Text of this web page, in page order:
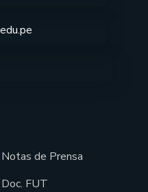
Notas de Prensa
Doc. FUT